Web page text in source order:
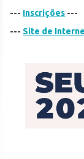
--- Inscrições ---
--- Site de